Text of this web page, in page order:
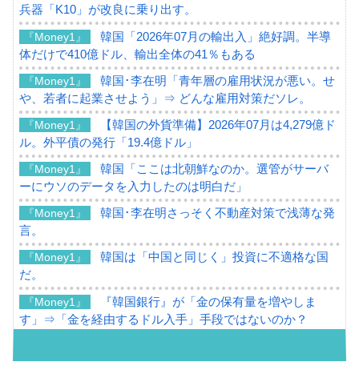
兵器「K10」が改良に乗り出す。
『Money1』
韓国「2026年07月の輸出入」絶好調。半導
体だけで410億ドル、輸出全体の41％もある
『Money1』
韓国･李在明「青年層の雇用状況が悪い。せ
や、若者に起業させよう」⇒ どんな雇用対策だソレ。
『Money1』
【韓国の外貨準備】2026年07月は4,279億ド
ル。外平債の発行「19.4億ドル」
『Money1』
韓国「ここは北朝鮮なのか。選管がサーバ
ーにウソのデータを入力したのは明白だ」
『Money1』
韓国･李在明さっそく不動産対策で浅薄な発
言。
『Money1』
韓国は「中国と同じく」投資に不適格な国
だ。
『Money1』
『韓国銀行』が「金の保有量を増やしま
す」⇒「金を経由するドル入手」手段ではないのか？
ル」まで拡大 ⇒ 海外資金の動きに強く左右される状態